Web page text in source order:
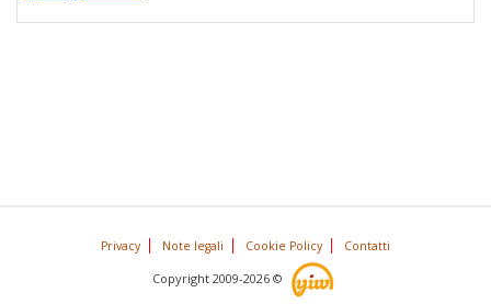
Privacy Note legali Cookie Policy Contatti
Copyright 2009-2026 ©